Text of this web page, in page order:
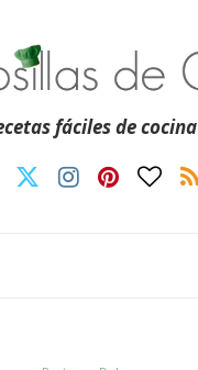
fáciles de cocina